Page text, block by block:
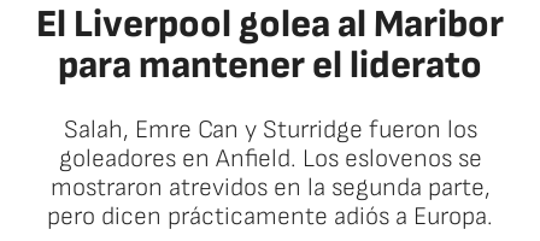
El Liverpool golea al Maribor
para mantener el liderato
Salah, Emre Can y Sturridge fueron los
goleadores en Anfield. Los eslovenos se
mostraron atrevidos en la segunda parte,
pero dicen prácticamente adiós a Europa.